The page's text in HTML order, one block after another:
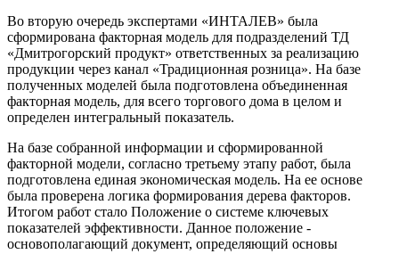
Во вторую очередь экспертами «ИНТАЛЕВ» была
сформирована факторная модель для подразделений ТД
«Дмитрогорский продукт» ответственных за реализацию
продукции через канал «Традиционная розница». На базе
полученных моделей была подготовлена объединенная
факторная модель, для всего торгового дома в целом и
определен интегральный показатель.
На базе собранной информации и сформированной
факторной модели, согласно третьему этапу работ, была
подготовлена единая экономическая модель. На ее основе
была проверена логика формирования дерева факторов.
Итогом работ стало Положение о системе ключевых
показателей эффективности. Данное положение -
основополагающий документ, определяющий основы